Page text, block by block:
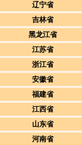
辽宁省
吉林省
黑龙江省
江苏省
浙江省
安徽省
福建省
江西省
山东省
河南省